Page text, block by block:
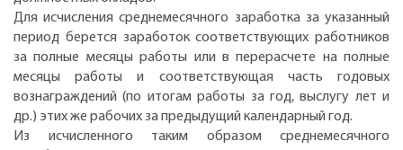
Для исчисления среднемесячного заработка за указанный
период берется заработок соответствующих работников
за полные месяцы работы или в перерасчете на полные
месяцы работы и соответствующая часть годовых
вознаграждений (по итогам работы за год, выслугу лет и
др.) этих же рабочих за предыдущий календарный год.
Из исчисленного таким образом среднемесячного